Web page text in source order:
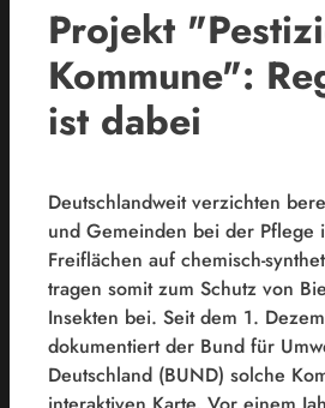
Projekt
Kommune":
ist dabei
Deutschlandweit verzichten
und Gemeinden bei der Pflege
Freiflächen auf chemisch-
tragen somit zum Schutz von
Insekten bei. Seit dem 1.
dokumentiert der Bund für
Deutschland (BUND) solche